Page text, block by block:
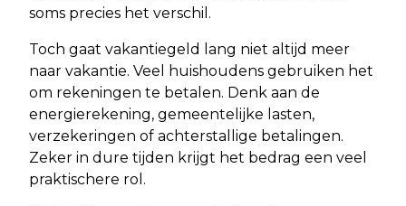
soms precies het verschil.
Toch gaat vakantiegeld lang niet altijd meer
naar vakantie. Veel huishoudens gebruiken het
om rekeningen te betalen. Denk aan de
energierekening, gemeentelijke lasten,
verzekeringen of achterstallige betalingen.
Zeker in dure tijden krijgt het bedrag een veel
praktischere rol.